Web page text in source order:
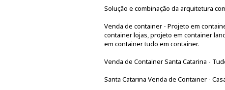
Solução e combinação da arquitetura
Venda de container - Projeto em
container lojas, projeto em container
em container tudo em container.
Venda de Container Santa Catarina -
Santa Catarina Venda de Container -